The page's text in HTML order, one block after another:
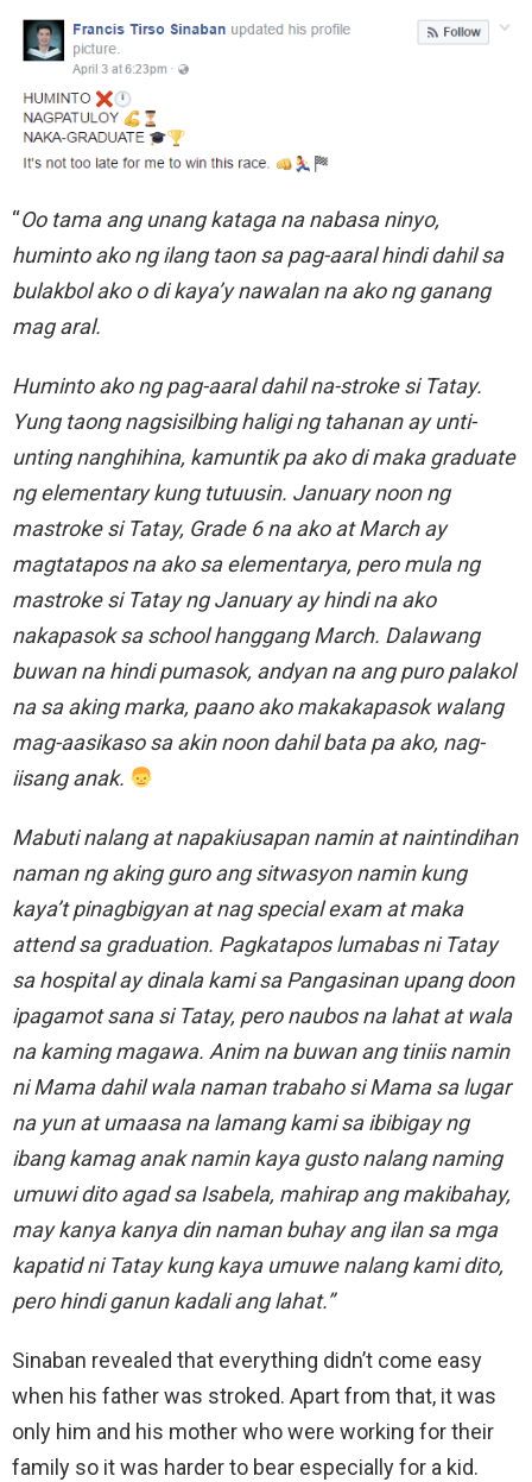
“Oo tama ang unang kataga na nabasa ninyo,
huminto ako ng ilang taon sa pag-aaral hindi dahil sa
bulakbol ako o di kaya’y nawalan na ako ng ganang
mag aral.
Huminto ako ng pag-aaral dahil na-stroke si Tatay.
Yung taong nagsisilbing haligi ng tahanan ay unti-
unting nanghihina, kamuntik pa ako di maka graduate
ng elementary kung tutuusin. January noon ng
mastroke si Tatay, Grade 6 na ako at March ay
magtatapos na ako sa elementarya, pero mula ng
mastroke si Tatay ng January ay hindi na ako
nakapasok sa school hanggang March. Dalawang
buwan na hindi pumasok, andyan na ang puro palakol
na sa aking marka, paano ako makakapasok walang
mag-aasikaso sa akin noon dahil bata pa ako, nag-
iisang anak.
Mabuti nalang at napakiusapan namin at naintindihan
naman ng aking guro ang sitwasyon namin kung
kaya’t pinagbigyan at nag special exam at maka
attend sa graduation. Pagkatapos lumabas ni Tatay
sa hospital ay dinala kami sa Pangasinan upang doon
ipagamot sana si Tatay, pero naubos na lahat at wala
na kaming magawa. Anim na buwan ang tiniis namin
ni Mama dahil wala naman trabaho si Mama sa lugar
na yun at umaasa na lamang kami sa ibibigay ng
ibang kamag anak namin kaya gusto nalang naming
umuwi dito agad sa Isabela, mahirap ang makibahay,
may kanya kanya din naman buhay ang ilan sa mga
kapatid ni Tatay kung kaya umuwe nalang kami dito,
pero hindi ganun kadali ang lahat.”
Sinaban revealed that everything didn’t come easy
when his father was stroked. Apart from that, it was
only him and his mother who were working for their
family so it was harder to bear especially for a kid.